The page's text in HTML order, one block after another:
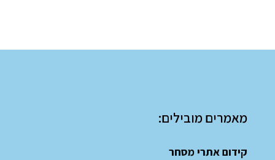
מאמרים מובילים:
קידום אתרי מסחר